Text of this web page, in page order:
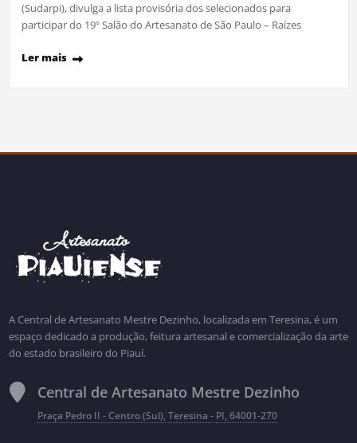
(Sudarpi), divulga a lista provisória dos selecionados para
participar do 19º Salão do Artesanato de São Paulo – Raízes
Ler mais
A Central de Artesanato Mestre Dezinho, localizada em Teresina, é um
espaço dedicado a produção, feitura artesanal e comercialização da arte
do estado brasileiro do Piauí.
Central de Artesanato Mestre Dezinho
Praça Pedro II - Centro (Sul), Teresina - PI, 64001-270